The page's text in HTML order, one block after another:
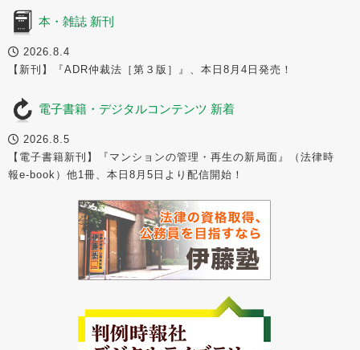
本・雑誌 新刊
2026.8.4
【新刊】『ADR仲裁法［第３版］』、本日8月4日発売！
電子書籍・デジタルコンテンツ 新着
2026.8.5
【電子書籍新刊】『マンションの管理・再生の新局面』（法律時
報e-book）他1冊、本日8月5日より配信開始！